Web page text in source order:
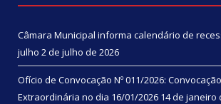
Câmara Municipal informa calendário de
julho 2 de julho de 2026
Ofício de Convocação Nº 011/2026:
Extraordinária no dia 16/01/2026 14 de janeiro